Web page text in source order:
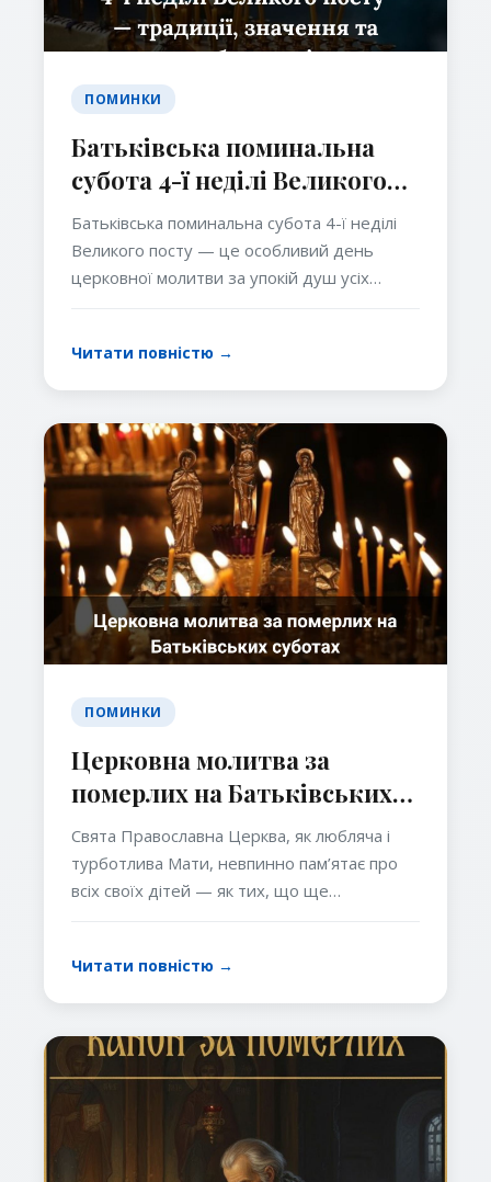
ПОМИНКИ
Батьківська поминальна
субота 4-ї неділі Великого
посту — традиції, значення
та особливості
Батьківська поминальна субота 4-ї неділі
Великого посту — це особливий день
церковної молитви за упокій душ усіх
молитися за своїх рідних, близьких і всіх від
віку померлих.
Читати повністю →
ПОМИНКИ
Церковна молитва за
померлих на Батьківських
суботах
Свята Православна Церква, як любляча і
турботлива Мати, невпинно пам’ятає про
всіх своїх дітей — як тих, що ще
богослужінь підносяться молитви за
здоров’я живих і за упокоєння душ
істина церковного життя: любов у Христі не
припиняється навіть зі смертю, бо вона має
вічний характер.
Читати повністю →